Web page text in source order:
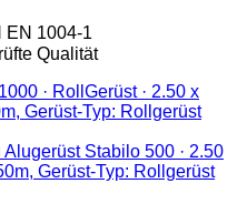
EN 1004-1
Qualität